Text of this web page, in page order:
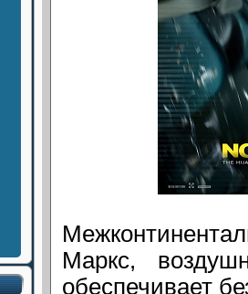
Маркс,
обеспечивает